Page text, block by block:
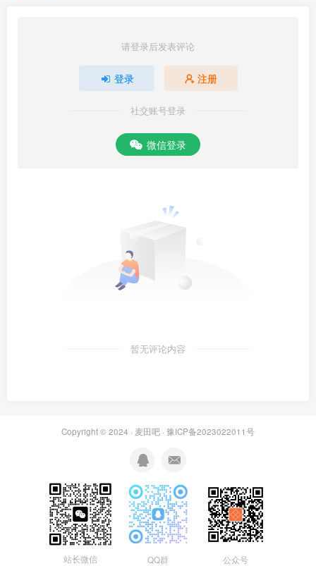
请登录后发表评论
登录 注册
社交账号登录
微信登录
暂无评论内容
Copyright © 2024 · 麦田吧 · 豫ICP备2023022011号
站长微信 QQ群 公众号